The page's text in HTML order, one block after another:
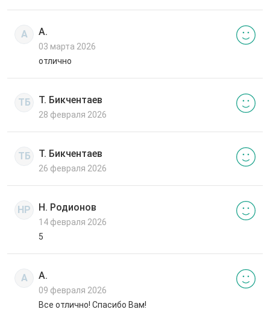
А А.
03 марта 2026
отлично
ТБ Т. Бикчентаев
28 февраля 2026
ТБ Т. Бикчентаев
26 февраля 2026
НР Н. Родионов
14 февраля 2026
5
А А.
09 февраля 2026
Все отлично! Спасибо Вам!